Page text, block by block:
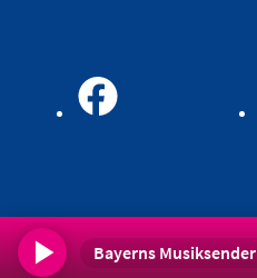
Bayerns Musiksender